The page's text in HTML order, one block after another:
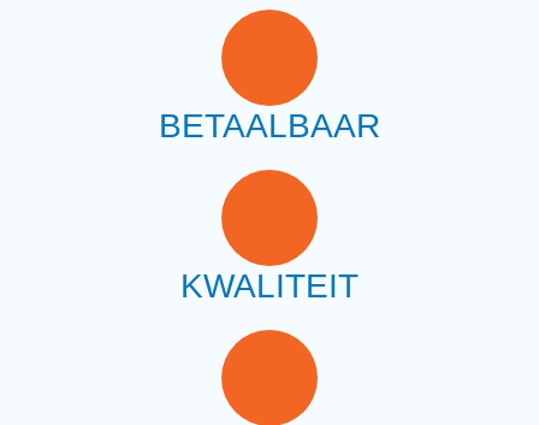
BETAALBAAR
KWALITEIT